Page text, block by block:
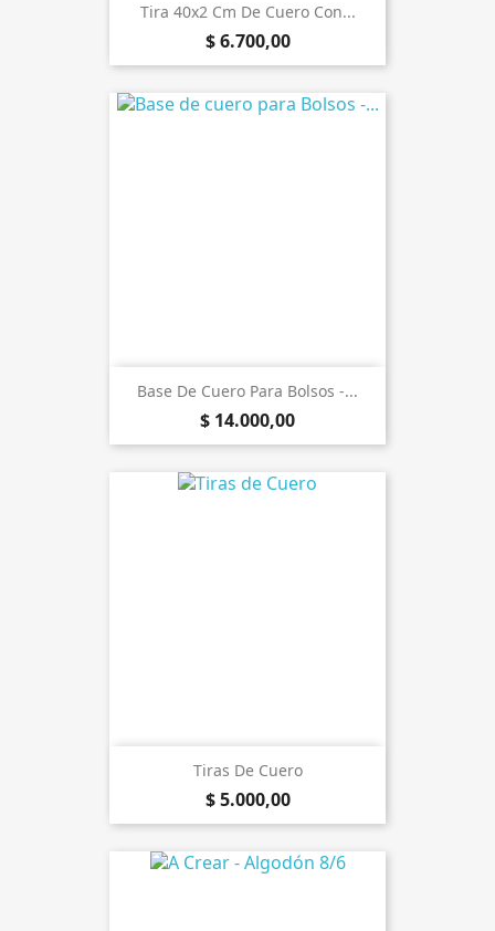
Tira 40x2 Cm De Cuero Con...
$ 6.700,00
Base De Cuero Para Bolsos -...
$ 14.000,00
Tiras De Cuero
$ 5.000,00